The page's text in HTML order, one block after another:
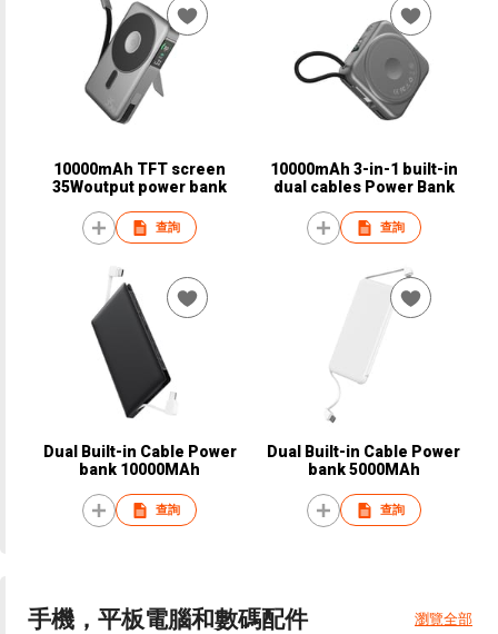
10000mAh TFT screen
35Woutput power bank
查詢
10000mAh 3-in-1 built-in
dual cables Power Bank
查詢
Dual Built-in Cable Power
bank 10000MAh
查詢
Dual Built-in Cable Power
bank 5000MAh
查詢
手機，平板電腦和數碼配件 瀏覽全部